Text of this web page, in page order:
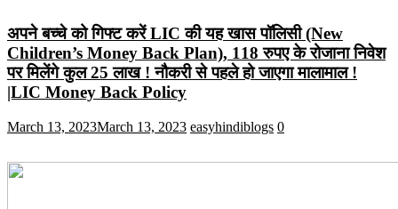
अपने बच्चे को गिफ्ट करें LIC की यह खास पॉलिसी (New
Children’s Money Back Plan), 118 रुपए के रोजाना निवेश
पर मिलेंगे कुल 25 लाख ! नौकरी से पहले हो जाएगा मालामाल !
|LIC Money Back Policy
March 13, 2023March 13, 2023 easyhindiblogs 0